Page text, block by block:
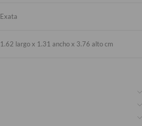
Exata
1.62 largo x 1.31 ancho x 3.76 alto cm